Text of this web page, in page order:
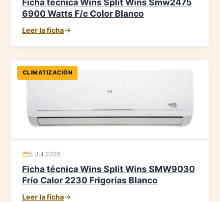
Ficha técnica Wins Split Wins Smw2475
6900 Watts F/c Color Blanco
Leer la ficha
CLIMATIZACIÓN
5 Jul 2026
Ficha técnica Wins Split Wins SMW9030
Frío Calor 2230 Frigorías Blanco
Leer la ficha